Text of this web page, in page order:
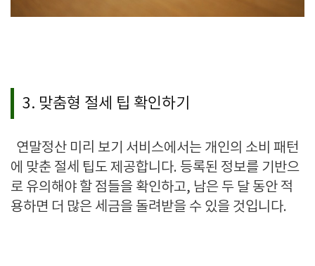
3. 맞춤형 절세 팁 확인하기
연말정산 미리 보기 서비스에서는 개인의 소비 패턴
에 맞춘 절세 팁도 제공합니다. 등록된 정보를 기반으
로 유의해야 할 점들을 확인하고, 남은 두 달 동안 적
용하면 더 많은 세금을 돌려받을 수 있을 것입니다.